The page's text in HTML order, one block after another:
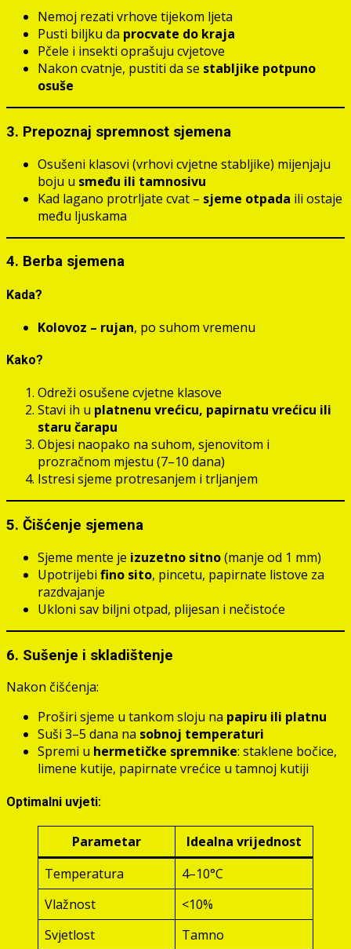
Nemoj rezati vrhove tijekom ljeta
Pusti biljku da procvate do kraja
Pčele i insekti oprašuju cvjetove
Nakon cvatnje, pustiti da se stabljike potpuno
osuše
3. Prepoznaj spremnost sjemena
Osušeni klasovi (vrhovi cvjetne stabljike) mijenjaju
boju u smeđu ili tamnosivu
Kad lagano protrljate cvat – sjeme otpada ili ostaje
među ljuskama
4. Berba sjemena
Kada?
Kolovoz – rujan, po suhom vremenu
Kako?
Odreži osušene cvjetne klasove
Stavi ih u platnenu vrećicu, papirnatu vrećicu ili
staru čarapu
Objesi naopako na suhom, sjenovitom i
prozračnom mjestu (7–10 dana)
Istresi sjeme protresanjem i trljanjem
5. Čišćenje sjemena
Sjeme mente je izuzetno sitno(manje od 1 mm)
Upotrijebi fino sito, pincetu, papirnate listove za
razdvajanje
Ukloni sav biljni otpad, plijesan i nečistoće
6. Sušenje i skladištenje
Nakon čišćenja:
Proširi sjeme u tankom sloju na papiru ili platnu
Suši 3–5 dana na sobnoj temperaturi
Spremi u hermetičke spremnike: staklene bočice,
limene kutije, papirnate vrećice u tamnoj kutiji
Optimalni uvjeti:
Parametar
Idealna vrijednost
Temperatura
4–10°C
Vlažnost
<10%
Svjetlost
Tamno